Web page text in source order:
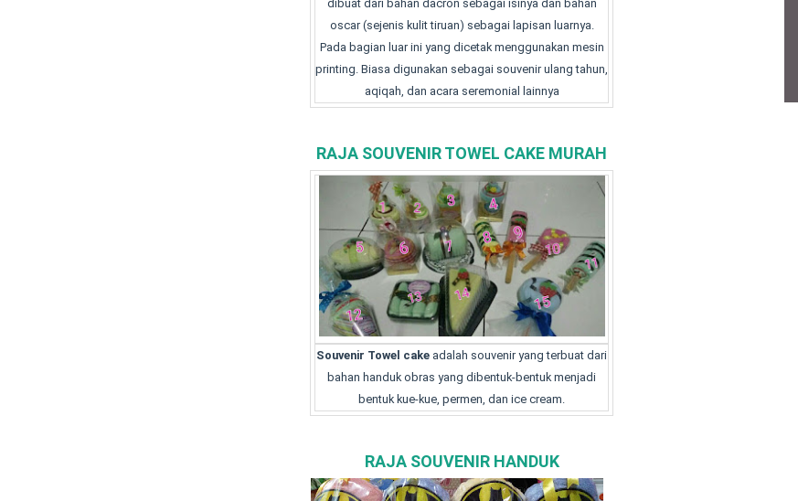
dibuat dari bahan dacron sebagai isinya dan bahan
oscar (sejenis kulit tiruan) sebagai lapisan luarnya.
Pada bagian luar ini yang dicetak menggunakan mesin
printing. Biasa digunakan sebagai souvenir ulang tahun,
aqiqah, dan acara seremonial lainnya
RAJA SOUVENIR TOWEL CAKE MURAH
Souvenir Towel cake adalah souvenir yang terbuat dari
bahan handuk obras yang dibentuk-bentuk menjadi
bentuk kue-kue, permen, dan ice cream.
RAJA SOUVENIR HANDUK